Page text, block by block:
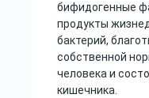
бифидогенные
продукты
бактерий,
собственной
человека и
кишечника.